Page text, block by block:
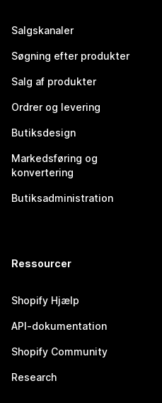
Salgskanaler
Søgning efter produkter
Salg af produkter
Ordrer og levering
Butiksdesign
Markedsføring og
konvertering
Butiksadministration
Ressourcer
Shopify Hjælp
API-dokumentation
Shopify Community
Research